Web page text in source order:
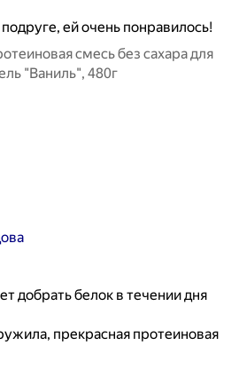
ей очень понравилось!
смесь без сахара для
"Ваниль", 480г
добрать белок в течении дня
прекрасная протеиновая